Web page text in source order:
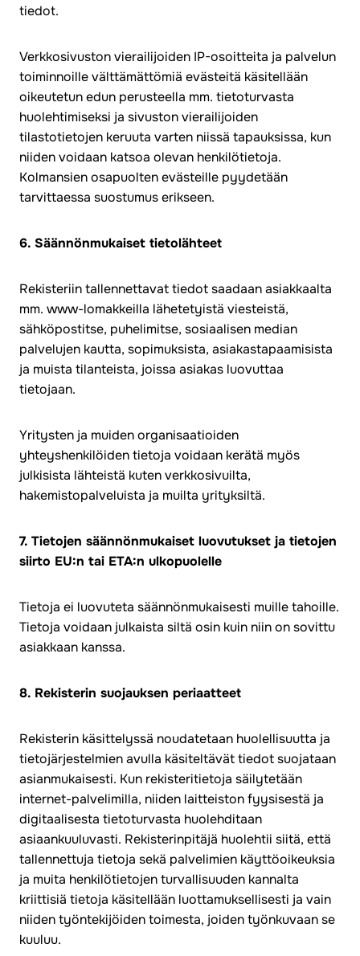
tiedot.
Verkkosivuston vierailijoiden IP-osoitteita ja palvelun
toiminnoille välttämättömiä evästeitä käsitellään
oikeutetun edun perusteella mm. tietoturvasta
huolehtimiseksi ja sivuston vierailijoiden
tilastotietojen keruuta varten niissä tapauksissa, kun
niiden voidaan katsoa olevan henkilötietoja.
Kolmansien osapuolten evästeille pyydetään
tarvittaessa suostumus erikseen.
6. Säännönmukaiset tietolähteet
Rekisteriin tallennettavat tiedot saadaan asiakkaalta
mm. www-lomakkeilla lähetetyistä viesteistä,
sähköpostitse, puhelimitse, sosiaalisen median
palvelujen kautta, sopimuksista, asiakastapaamisista
ja muista tilanteista, joissa asiakas luovuttaa
tietojaan.
Yritysten ja muiden organisaatioiden
yhteyshenkilöiden tietoja voidaan kerätä myös
julkisista lähteistä kuten verkkosivuilta,
hakemistopalveluista ja muilta yrityksiltä.
7. Tietojen säännönmukaiset luovutukset ja tietojen
siirto EU:n tai ETA:n ulkopuolelle
Tietoja ei luovuteta säännönmukaisesti muille tahoille.
Tietoja voidaan julkaista siltä osin kuin niin on sovittu
asiakkaan kanssa.
8. Rekisterin suojauksen periaatteet
Rekisterin käsittelyssä noudatetaan huolellisuutta ja
tietojärjestelmien avulla käsiteltävät tiedot suojataan
asianmukaisesti. Kun rekisteritietoja säilytetään
internet-palvelimilla, niiden laitteiston fyysisestä ja
digitaalisesta tietoturvasta huolehditaan
asiaankuuluvasti. Rekisterinpitäjä huolehtii siitä, että
tallennettuja tietoja sekä palvelimien käyttöoikeuksia
ja muita henkilötietojen turvallisuuden kannalta
kriittisiä tietoja käsitellään luottamuksellisesti ja vain
niiden työntekijöiden toimesta, joiden työnkuvaan se
kuuluu.